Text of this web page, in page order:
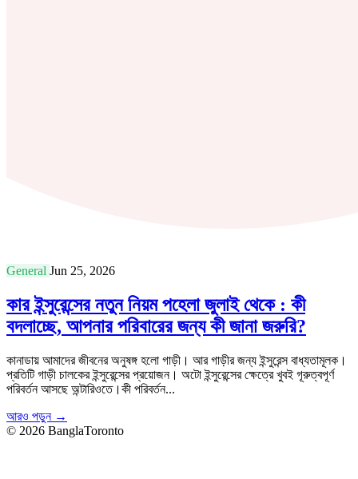
General Jun 25, 2026
কার ইন্সুরেন্সের নতুন নিয়ম পহেলা জুলাই থেকে : কী
বদলাচ্ছে, আপনার পরিবারের জন্য কী জানা জরুরি?
কানাডায় আমাদের জীবনের অনুষঙ্গ হলো গাড়ী। আর গাড়ীর জন্য ইন্সুরেন্স বাধ্যতামূলক।
প্রতিটি গাড়ী চালকের ইন্সুরেন্সের প্রয়োজন। অটো ইন্সুরেন্সের ক্ষেত্রে খুবই গূরুত্বপূর্ণ
পরিবর্তন আসছে অন্টারিওতে।কী পরিবর্তন...
আরও পড়ুন →
© 2026 BanglaToronto